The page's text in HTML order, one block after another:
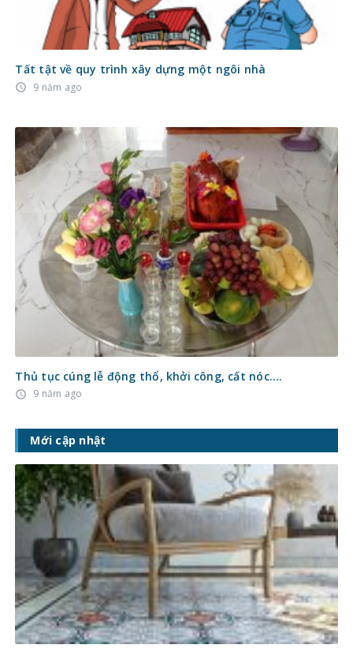
Tất tật về quy trình xây dựng một ngôi nhà
access_time 9 năm ago
Thủ tục cúng lễ động thổ, khởi công, cất nóc….
access_time 9 năm ago
Mới cập nhật